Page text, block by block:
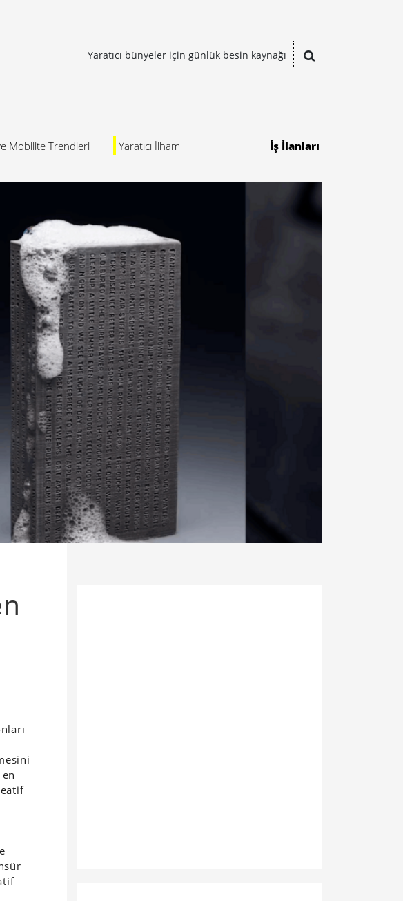
Yaratıcı bünyeler için günlük besin kaynağı
Mobilite Trendleri Yaratıcı İlham İş İlanları